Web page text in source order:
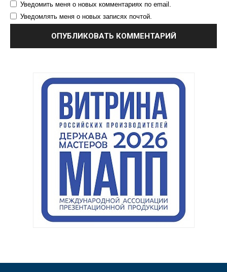
Уведомить меня о новых комментариях по email.
Уведомлять меня о новых записях почтой.